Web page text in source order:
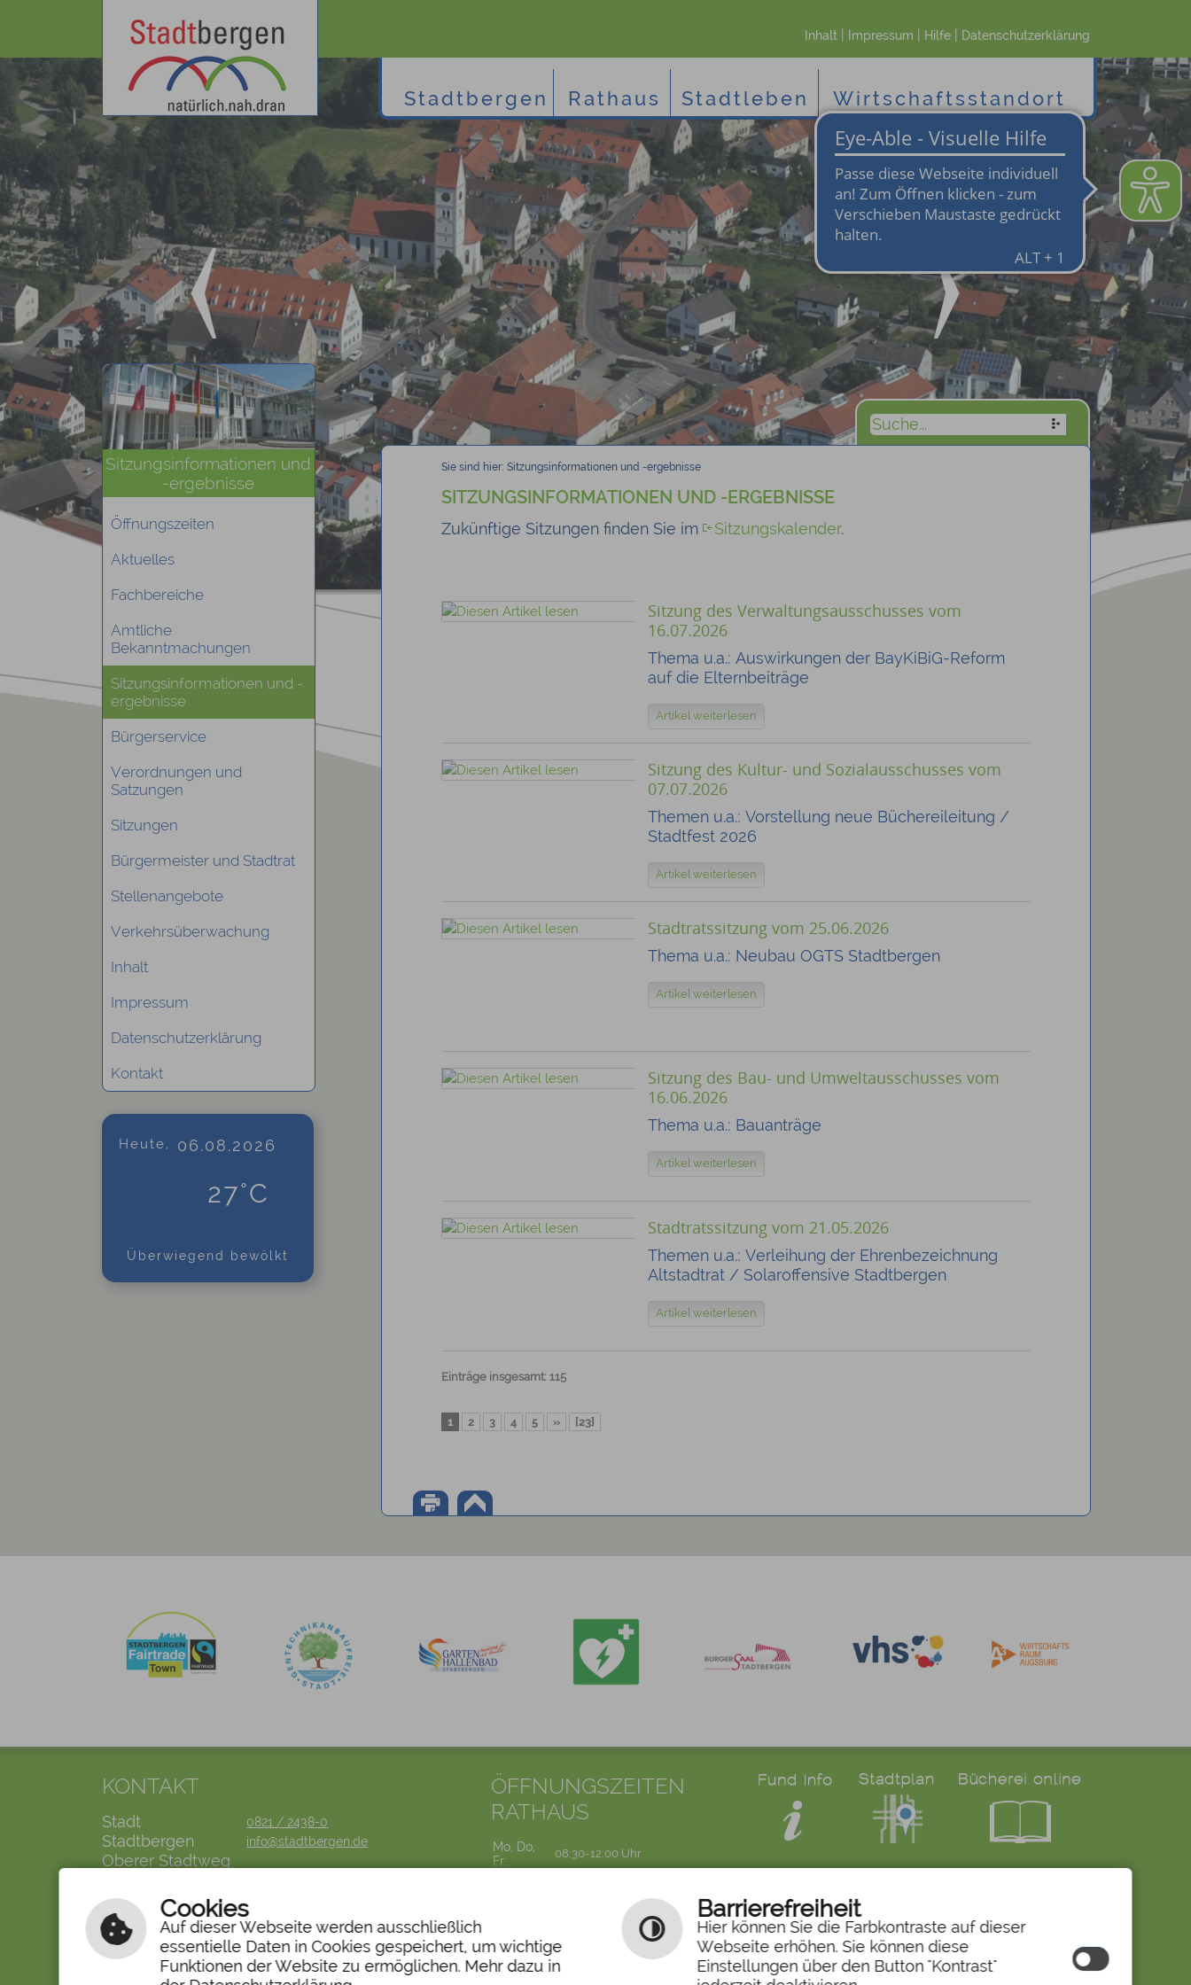
Inhalt| Impressum Hilfe| Datenschutzerklärung
Stadtbergen Rathaus Stadtleben Wirtschaftsstandort
Sitzungsinformationen und
-ergebnisse
Öffnungszeiten
Aktuelles
Fachbereiche
Amtliche
Bekanntmachungen
Sitzungsinformationen und -
ergebnisse
Bürgerservice
Verordnungen und
Satzungen
Sitzungen
Bürgermeister und Stadtrat
Stellenangebote
Verkehrsüberwachung
Inhalt
Impressum
Datenschutzerklärung
Kontakt
Heute, 06.08.2026
27°C
Überwiegend bewölkt
Sie sind hier: Sitzungsinformationen und -ergebnisse
SITZUNGSINFORMATIONEN UND -ERGEBNISSE
Zukünftige Sitzungen finden Sie im Sitzungskalender.
Sitzung des Verwaltungsausschusses vom
16.07.2026
Thema u.a.: Auswirkungen der BayKiBiG-Reform
auf die Elternbeiträge
Artikel weiterlesen
Sitzung des Kultur- und Sozialausschusses vom
07.07.2026
Themen u.a.: Vorstellung neue Büchereileitung /
Stadtfest 2026
Artikel weiterlesen
Stadtratssitzung vom 25.06.2026
Thema u.a.: Neubau OGTS Stadtbergen
Artikel weiterlesen
Sitzung des Bau- und Umweltausschusses vom
16.06.2026
Thema u.a.: Bauanträge
Artikel weiterlesen
Stadtratssitzung vom 21.05.2026
Themen u.a.: Verleihung der Ehrenbezeichnung
Altstadtrat / Solaroffensive Stadtbergen
Artikel weiterlesen
Einträge insgesamt: 115
1 2 3 4 5 » [23]
KONTAKT
Stadt
Stadtbergen
Oberer Stadtweg
86391
Stadtbergen
0821 / 2438-0
info@stadtbergen.de
ÖFFNUNGSZEITEN
RATHAUS
Mo, Do,
Fr:
08:30-12:00 Uhr
14:00-18:00 Uhr
LINKS Bürgerservice
Ruf den Bürgermeister
© 2026 by cm city media
Cookies
Auf dieser Webseite werden ausschließlich
essentielle Daten in Cookies gespeichert, um wichtige
Funktionen der Website zu ermöglichen. Mehr dazu in
Barrierefreiheit
Hier können Sie die Farbkontraste auf dieser
Webseite erhöhen. Sie können diese
Einstellungen über den Button "Kontrast"